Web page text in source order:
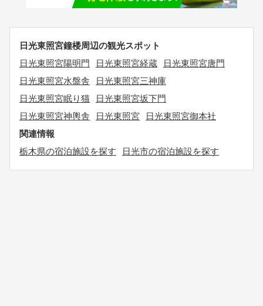
日光東照宮鐘楼周辺の観光スポット
日光東照宮陽明門
日光東照宮経蔵
日光東照宮唐門
日光東照宮水盤舎
日光東照宮三神庫
日光東照宮眠り猫
日光東照宮坂下門
日光東照宮神輿舎
日光東照宮
日光東照宮御本社
関連情報
栃木県の宿泊施設を探す
日光市の宿泊施設を探す